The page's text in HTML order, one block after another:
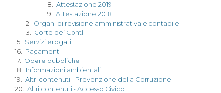
8. Attestazione 2019
9. Attestazione 2018
2. Organi di revisione amministrativa e contabile
3. Corte dei Conti
15. Servizi erogati
16. Pagamenti
17. Opere pubbliche
18. Informazioni ambientali
19. Altri contenuti - Prevenzione della Corruzione
20. Altri contenuti - Accesso Civico